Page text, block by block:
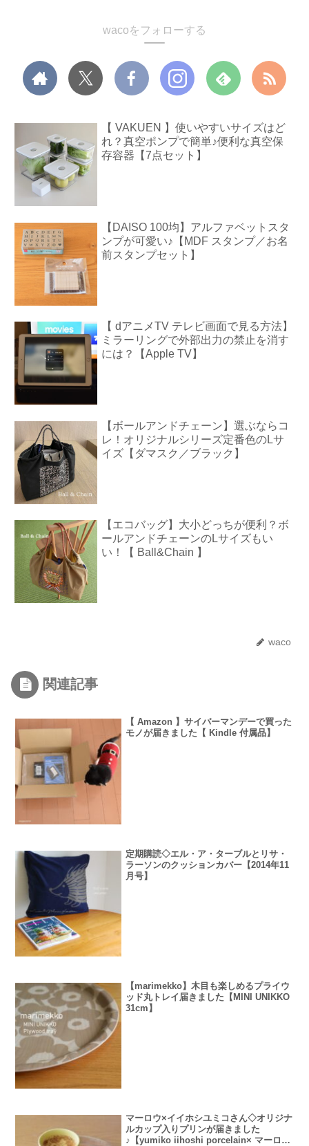
wacoをフォローする
【 VAKUEN 】使いやすいサイズはど
れ？真空ポンプで簡単♪便利な真空保
存容器【7点セット】
【DAISO 100均】アルファベットスタ
ンプが可愛い♪【MDF スタンプ／お名
前スタンプセット】
【 dアニメTV テレビ画面で見る方法】
ミラーリングで外部出力の禁止を消す
には？【Apple TV】
【ボールアンドチェーン】選ぶならコ
レ！オリジナルシリーズ定番色のLサ
イズ【ダマスク／ブラック】
【エコバッグ】大小どっちが便利？ボ
ールアンドチェーンのLサイズもい
い！【 Ball&Chain 】
waco
関連記事
【 Amazon 】サイバーマンデーで買った
モノが届きました【 Kindle 付属品】
定期購読◇エル・ア・ターブルとリサ・
ラーソンのクッションカバー【2014年11
月号】
【marimekko】木目も楽しめるプライウ
ッド丸トレイ届きました【MINI UNIKKO
31cm】
マーロウ×イイホシユミコさん◇オリジナ
ルカップ入りプリンが届きました
♪【yumiko iihoshi porcelain× マーロウ